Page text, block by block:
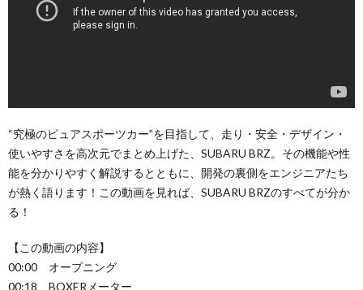
“究極のピュアスポーツカー”を目指して、走り・安全・デザイン・
使いやすさを高次元でまとめ上げた、SUBARU BRZ。その機能や性
能を分かりやすく解説するとともに、開発の裏側をエンジニアたち
が熱く語ります！この動画を見れば、SUBARU BRZのすべてが分か
る！
【この動画の内容】
00:00 オープニング
00:18 BOXERメーター